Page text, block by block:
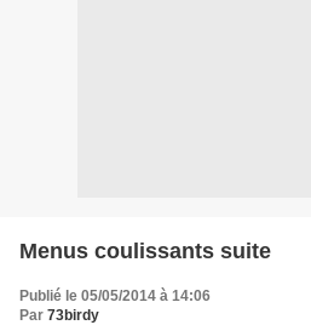
Menus coulissants suite
Publié le 05/05/2014 à 14:06
Par 73birdy